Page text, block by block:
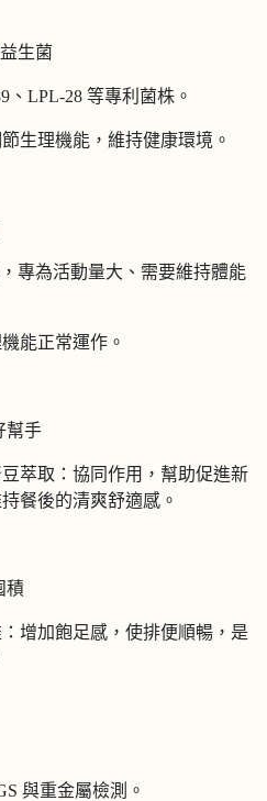
生菌
、LPL-28 等專利菌株。
生理機能，維持健康環境。
專為活動量大、需要維持體能
能正常運作。
幫手
萃取：協同作用，幫助促進新
餐後的清爽舒適感。
積
增加飽足感，使排便順暢，是
與重金屬檢測。